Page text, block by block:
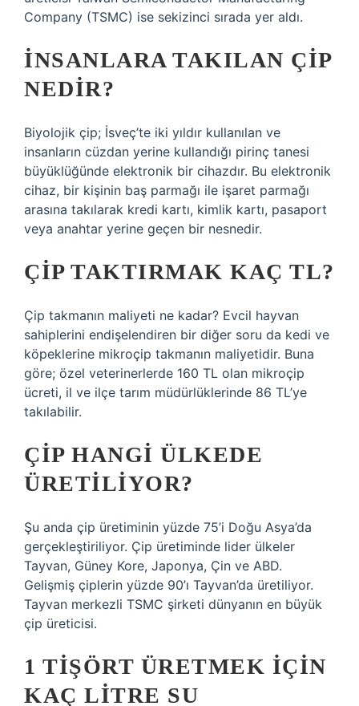
Company (TSMC) ise sekizinci sırada yer aldı.
İNSANLARA TAKILAN ÇIP
NEDIR?
Biyolojik çip; İsveç’te iki yıldır kullanılan ve
insanların cüzdan yerine kullandığı pirinç tanesi
büyüklüğünde elektronik bir cihazdır. Bu elektronik
cihaz, bir kişinin baş parmağı ile işaret parmağı
arasına takılarak kredi kartı, kimlik kartı, pasaport
veya anahtar yerine geçen bir nesnedir.
ÇIP TAKTIRMAK KAÇ TL?
Çip takmanın maliyeti ne kadar? Evcil hayvan
sahiplerini endişelendiren bir diğer soru da kedi ve
köpeklerine mikroçip takmanın maliyetidir. Buna
göre; özel veterinerlerde 160 TL olan mikroçip
ücreti, il ve ilçe tarım müdürlüklerinde 86 TL’ye
takılabilir.
ÇIP HANGI ÜLKEDE
ÜRETILIYOR?
Şu anda çip üretiminin yüzde 75’i Doğu Asya’da
gerçekleştiriliyor. Çip üretiminde lider ülkeler
Tayvan, Güney Kore, Japonya, Çin ve ABD.
Gelişmiş çiplerin yüzde 90’ı Tayvan’da üretiliyor.
Tayvan merkezli TSMC şirketi dünyanın en büyük
çip üreticisi.
1 TIŞÖRT ÜRETMEK IÇIN
KAÇ LITRE SU